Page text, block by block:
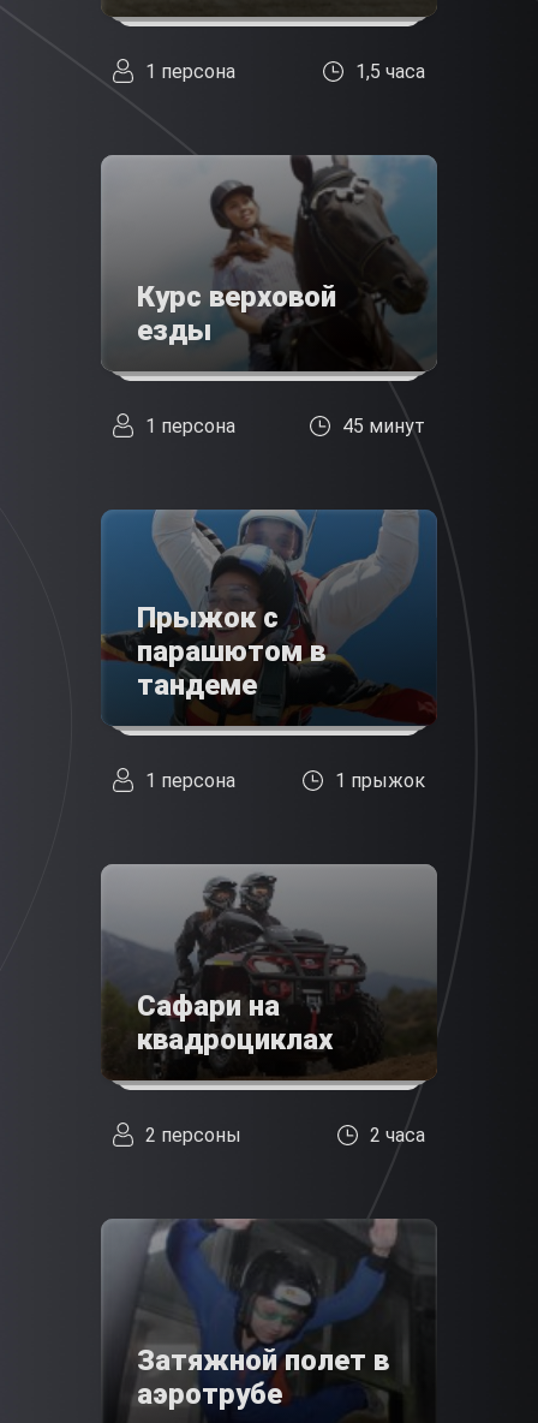
1 персона 1,5 часа
Курс верховой
езды
1 персона 45 минут
Прыжок с
парашютом в
тандеме
1 персона 1 прыжок
Сафари на
квадроциклах
2 персоны 2 часа
Затяжной полет в
аэротрубе